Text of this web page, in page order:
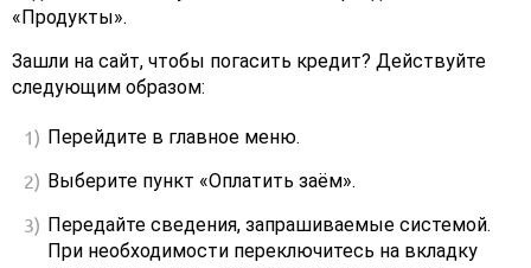
«Продукты».
Зашли на сайт, чтобы погасить кредит? Действуйте
следующим образом:
Перейдите в главное меню.
Выберите пункт «Оплатить заём».
Передайте сведения, запрашиваемые системой.
При необходимости переключитесь на вкладку